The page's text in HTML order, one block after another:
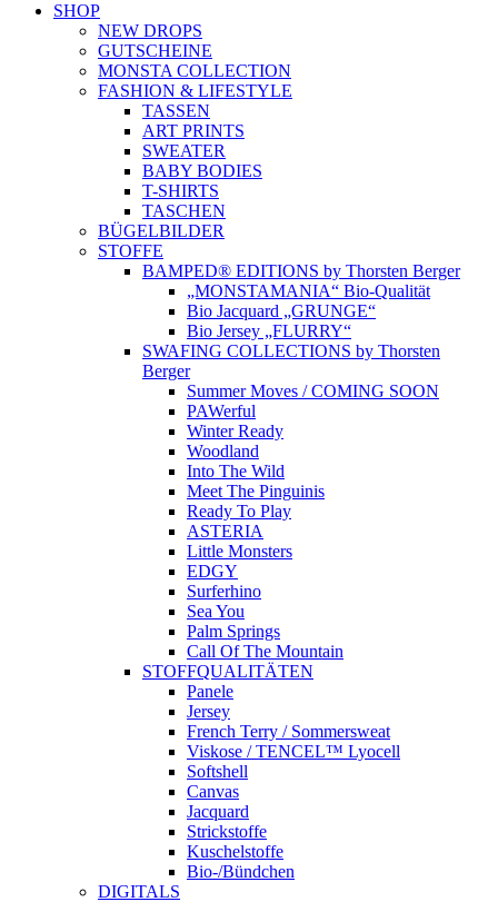
SHOP
NEW DROPS
GUTSCHEINE
MONSTA COLLECTION
FASHION & LIFESTYLE
TASSEN
ART PRINTS
SWEATER
BABY BODIES
T-SHIRTS
TASCHEN
BÜGELBILDER
STOFFE
BAMPED® EDITIONS by Thorsten Berger
„MONSTAMANIA“ Bio-Qualität
Bio Jacquard „GRUNGE“
Bio Jersey „FLURRY“
SWAFING COLLECTIONS by Thorsten
Berger
Summer Moves / COMING SOON
PAWerful
Winter Ready
Woodland
Into The Wild
Meet The Pinguinis
Ready To Play
ASTERIA
Little Monsters
EDGY
Surferhino
Sea You
Palm Springs
Call Of The Mountain
STOFFQUALITÄTEN
Panele
Jersey
French Terry / Sommersweat
Viskose / TENCEL™ Lyocell
Softshell
Canvas
Jacquard
Strickstoffe
Kuschelstoffe
Bio-/Bündchen
DIGITALS